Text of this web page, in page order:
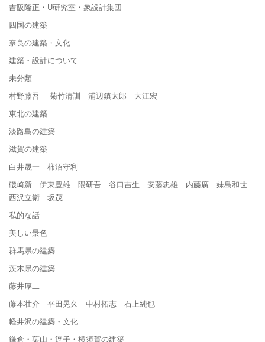
吉阪隆正・U研究室・象設計集団
四国の建築
奈良の建築・文化
建築・設計について
未分類
村野藤吾 菊竹清訓 浦辺鎮太郎 大江宏
東北の建築
淡路島の建築
滋賀の建築
白井晟一 柿沼守利
磯崎新 伊東豊雄 隈研吾 谷口吉生 安藤忠雄 内藤廣 妹島和世
西沢立衛 坂茂
私的な話
美しい景色
群馬県の建築
茨木県の建築
藤井厚二
藤本壮介 平田晃久 中村拓志 石上純也
軽井沢の建築・文化
鎌倉・葉山・逗子・横須賀の建築